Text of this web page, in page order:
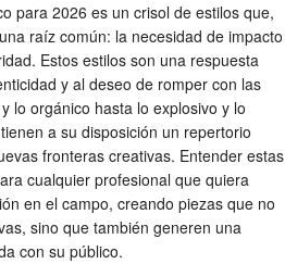
para 2026 es un crisol de estilos que,
raíz común: la necesidad de impacto
Estos estilos son una respuesta
y al deseo de romper con las
lo orgánico hasta lo explosivo y lo
a su disposición un repertorio
fronteras creativas. Entender estas
cualquier profesional que quiera
en el campo, creando piezas que no
sino que también generen una
con su público.